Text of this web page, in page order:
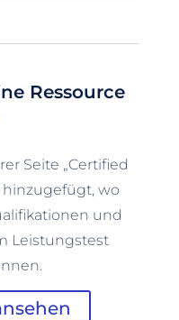
Ressource
Seite „Certified
hinzugefügt, wo
und
Leistungstest